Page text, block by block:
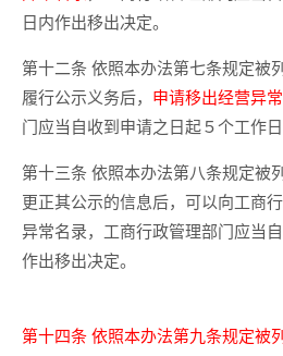
日内作出移出决定。
第十二条 依照本办法第七条规定被
履行公示义务后， 申请移出经营异
门应当自收到申请之日起５个工作
第十三条 依照本办法第八条规定被
更正其公示的信息后，可以向工商
异常名录，工商行政管理部门应当
作出移出决定。
第十四条 依照本办法第九条规定被